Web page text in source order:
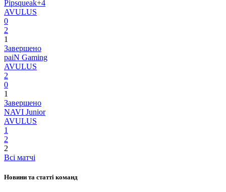
Pipsqueak+4
AVULUS
0
2
1
Завершено
paiN Gaming
AVULUS
2
0
1
Завершено
NAVI Junior
AVULUS
1
2
2
Всі матчі
Новини та статті команд